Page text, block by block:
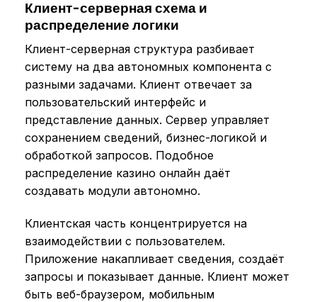
Клиент-серверная схема и
распределение логики
Клиент-серверная структура разбивает
систему на два автономных компонента с
разными задачами. Клиент отвечает за
пользовательский интерфейс и
представление данных. Сервер управляет
сохранением сведений, бизнес-логикой и
обработкой запросов. Подобное
распределение казино онлайн даёт
создавать модули автономно.
Клиентская часть концентрируется на
взаимодействии с пользователем.
Приложение накапливает сведения, создаёт
запросы и показывает данные. Клиент может
быть веб-браузером, мобильным